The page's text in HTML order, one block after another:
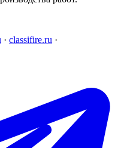
· classifire.ru ·